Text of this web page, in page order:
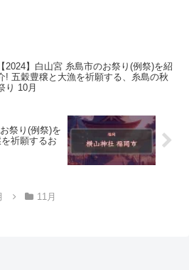
【2024】白山宮 糸島市のお祭り(例祭)を紹
! 五穀豊穣と大漁を祈願する、糸島の秋
り 10月
祭り(例祭)を
祈願するお
11月